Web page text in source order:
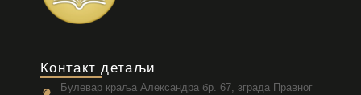
Контакт детаљи
Булевар краља Александра бр. 67, зграда Правног